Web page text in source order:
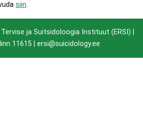
siin.
ja Suitsidoloogia Instituut (ERSI) |
11615| ersi@suicidology.ee